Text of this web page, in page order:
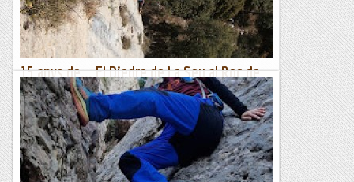
15 anys de... El Diedre de La Seu al Roc de
Collars.
En poc temps, el Roc de Collars va passar de ser un paret
desconeguda a tenir un bon grapat de vies, sobretot de setè
grau. Fa 15 anys, quan vaig repetir el Diedre de La Seu,...
Romàntic Guerrer